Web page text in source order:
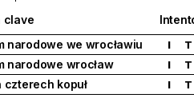
clave
narodowe we wrocławiu
I T
narodowe wrocław I T
czterech kopuł I T